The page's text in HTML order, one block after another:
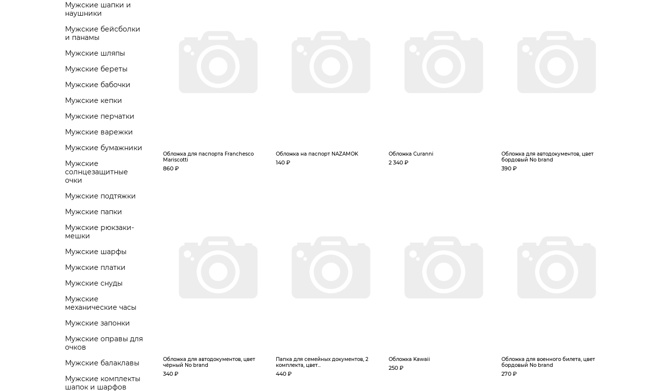
Мужские шапки и
наушники
Мужские бейсболки
и панамы
Мужские шляпы
Мужские береты
Мужские бабочки
Мужские кепки
Мужские перчатки
Мужские варежки
Мужские бумажники
Мужские
солнцезащитные
очки
Мужские подтяжки
Мужские папки
Мужские рюкзаки-
мешки
Мужские шарфы
Мужские платки
Мужские снуды
Мужские
механические часы
Мужские запонки
Мужские оправы для
очков
Мужские балаклавы
Мужские комплекты
шапок и шарфов
Обложка для паспорта Franchesco
Mariscotti
860 ₽
Обложка на паспорт NAZAMOK
140 ₽
Обложка Curanni
2 340 ₽
Обложка для автодокументов, цвет
бордовый No brand
390 ₽
Обложка для автодокументов, цвет
чёрный No brand
340 ₽
Папка для семейных документов, 2
комплекта, цвет...
440 ₽
Обложка Kawaii
250 ₽
Обложка для военного билета, цвет
бордовый No brand
270 ₽